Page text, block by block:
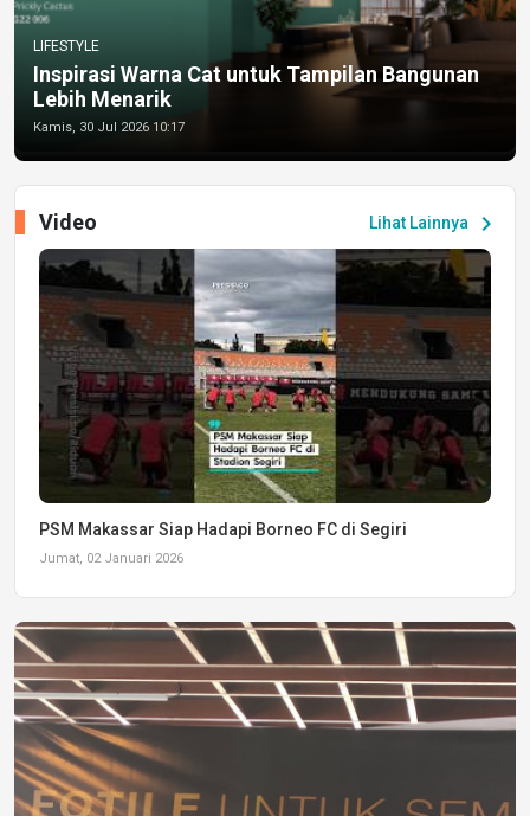
LIFESTYLE
Inspirasi Warna Cat untuk Tampilan Bangunan
Lebih Menarik
Kamis, 30 Jul 2026 10:17
Lihat Lainnya chevron_right
Video
PSM Makassar Siap Hadapi Borneo FC di Segiri
Jumat, 02 Januari 2026